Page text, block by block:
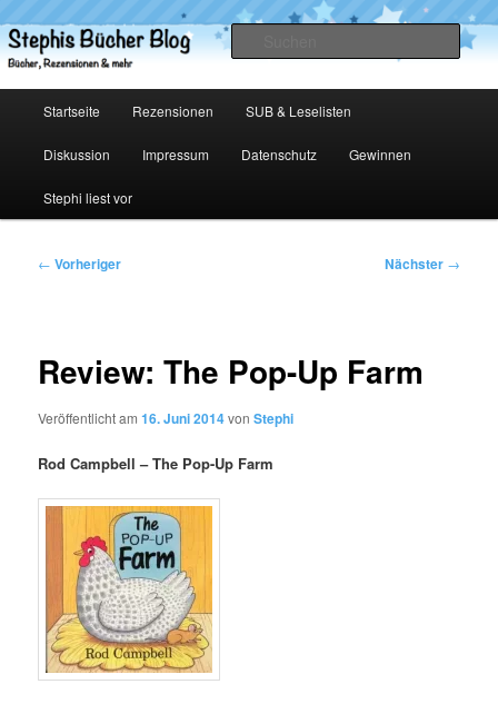
primären
Inhalt
Stephis Bücher Blog
Startseite Rezensionen SUB & Leselisten
Diskussion Impressum Datenschutz Gewinnen
Stephi liest vor
Beitragsnavigation
← Vorheriger Nächster →
Review: The Pop-Up Farm
Veröffentlicht am16. Juni 2014vonStephi
Rod Campbell – The Pop-Up Farm